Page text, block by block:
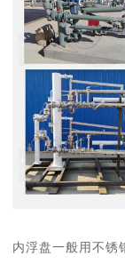
内浮盘一般用不锈